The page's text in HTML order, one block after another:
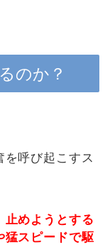
のか？
呼び起こすス
止めようとする
猛スピードで駆